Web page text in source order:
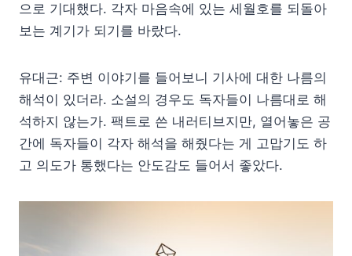
으로 기대했다. 각자 마음속에 있는 세월호를 되돌아
보는 계기가 되기를 바랐다.
유대근: 주변 이야기를 들어보니 기사에 대한 나름의
해석이 있더라. 소설의 경우도 독자들이 나름대로 해
석하지 않는가. 팩트로 쓴 내러티브지만, 열어놓은 공
간에 독자들이 각자 해석을 해줬다는 게 고맙기도 하
고 의도가 통했다는 안도감도 들어서 좋았다.